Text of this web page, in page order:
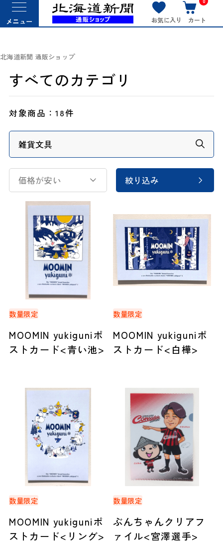
メニュー お気に入り カート
北海道新聞 通販ショップ
すべてのカテゴリ
対象商品：18件
価格が安い 絞り込み
数量限定
MOOMIN yukiguniポ
ストカード<青い池>
数量限定
MOOMIN yukiguniポ
ストカード<白樺>
数量限定
MOOMIN yukiguniポ
ストカード<リング>
数量限定
ぶんちゃんクリアフ
ァイル<宮澤選手>